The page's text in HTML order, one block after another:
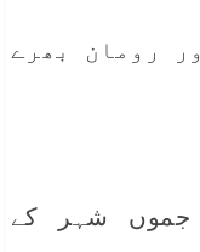
رومان بھرے
جموں شہر کے